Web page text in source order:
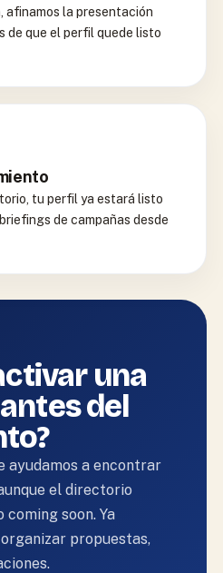
afinamos la presentación
de que el perfil quede listo
tu perfil ya estará listo
de campañas desde
una
del
ayudamos a encontrar
el directorio
coming soon. Ya
propuestas,